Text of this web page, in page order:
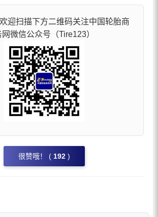
迎扫描下方二维码关注中国轮胎商
网微信公众号（Tire123）
很赞哦！ ( 192 )